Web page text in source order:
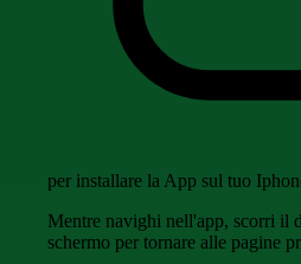
per installare la App sul tuo
Mentre navighi nell'app, scorri il
schermo per tornare alle pagine